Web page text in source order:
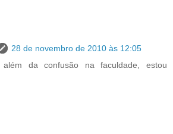
28 de novembro de 2010 às 12:05
além da confusão na faculdade, estou